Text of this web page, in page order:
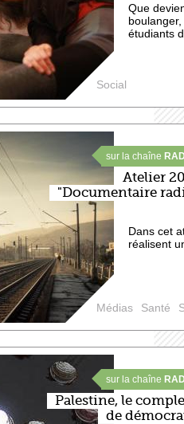
Que
étudiants
Social
sur la chaîne
Atelier
"Documentaire
Dans cet
réalisent
Médias Santé
sur la chaîne
Palestine, le
de